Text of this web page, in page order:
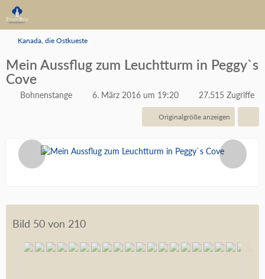
Kanada, die Ostkueste
Mein Aussflug zum Leuchtturm in Peggy`s
Cove
Bohnenstange 6. März 2016 um 19:20 27.515 Zugriffe
Originalgröße anzeigen
Bild 50 von 210